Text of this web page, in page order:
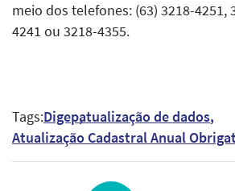
meio dos telefones: (63) 3218-4251,
4241 ou 3218-4355.
Tags:Digepatualização de dados
Atualização Cadastral Anual